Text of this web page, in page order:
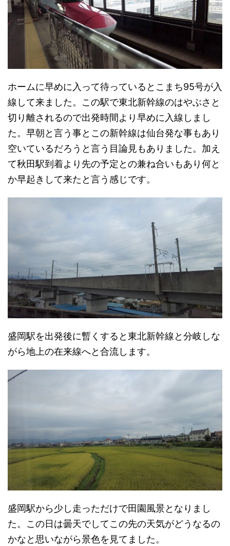
ホームに早めに入って待っているとこまち95号が入
線して来ました。この駅で東北新幹線のはやぶさと
切り離されるので出発時間より早めに入線しまし
た。早朝と言う事とこの新幹線は仙台発な事もあり
空いているだろうと言う目論見もありました。加え
て秋田駅到着より先の予定との兼ね合いもあり何と
か早起きして来たと言う感じです。
盛岡駅を出発後に暫くすると東北新幹線と分岐しな
がら地上の在来線へと合流します。
盛岡駅から少し走っただけで田園風景となりまし
た。この日は曇天でしてこの先の天気がどうなるの
かなと思いながら景色を見てました。